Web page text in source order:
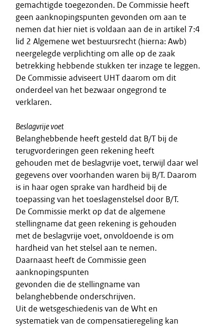
gemachtigde toegezonden. De Commissie heeft
geen aanknopingspunten gevonden om aan te
nemen dat hier niet is voldaan aan de in artikel 7:4
lid 2 Algemene wet bestuursrecht (hierna: Awb)
neergelegde verplichting om alle op de zaak
betrekking hebbende stukken ter inzage te leggen.
De Commissie adviseert UHT daarom om dit
onderdeel van het bezwaar ongegrond te
verklaren.
Beslagvrije voet
Belanghebbende heeft gesteld dat B/T bij de
terugvorderingen geen rekening heeft
gehouden met de beslagvrije voet, terwijl daar wel
gegevens over voorhanden waren bij B/T. Daarom
is in haar ogen sprake van hardheid bij de
toepassing van het toeslagenstelsel door B/T.
De Commissie merkt op dat de algemene
stellingname dat geen rekening is gehouden
met de beslagvrije voet, onvoldoende is om
hardheid van het stelsel aan te nemen.
Daarnaast heeft de Commissie geen
aanknopingspunten
gevonden die de stellingname van
belanghebbende onderschrijven.
Uit de wetsgeschiedenis van de Wht en
systematiek van de compensatieregeling kan